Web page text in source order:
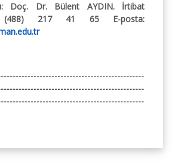
Doç. Dr. Bülent AYDIN. İrtibat
217 41 65 E-posta: